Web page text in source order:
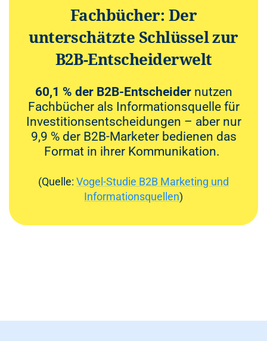
Fachbücher: Der
unterschätzte Schlüssel zur
B2B-Entscheiderwelt
60,1 % der B2B-Entscheidernutzen
Fachbücher als Informationsquelle für
Investitionsentscheidungen – aber nur
9,9 % der B2B-Marketer bedienen das
Format in ihrer Kommunikation.
(Quelle: Vogel-Studie B2B Marketing und
Informationsquellen)